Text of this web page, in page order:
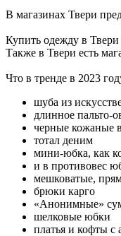
В магазинах Твери
Купить одежду в
Также в Твери есть
Что в тренде в 2023
шуба из
длинное пальто-
черные кожаные
тотал деним
мини-юбка, как
и в противовес
мешковатые,
брюки карго
«Анонимные»
шелковые юбки
платья и кофты